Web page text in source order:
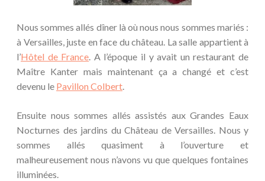
Nous sommes allés dîner là où nous nous sommes mariés :
à Versailles, juste en face du château. La salle appartient à
l’Hôtel de France. A l’époque il y avait un restaurant de
Maître Kanter mais maintenant ça a changé et c’est
devenu le Pavillon Colbert.
Ensuite nous sommes allés assistés aux Grandes Eaux
Nocturnes des jardins du Château de Versailles. Nous y
sommes allés quasiment à l’ouverture et
malheureusement nous n’avons vu que quelques fontaines
illuminées.